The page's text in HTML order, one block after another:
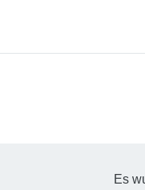
Es